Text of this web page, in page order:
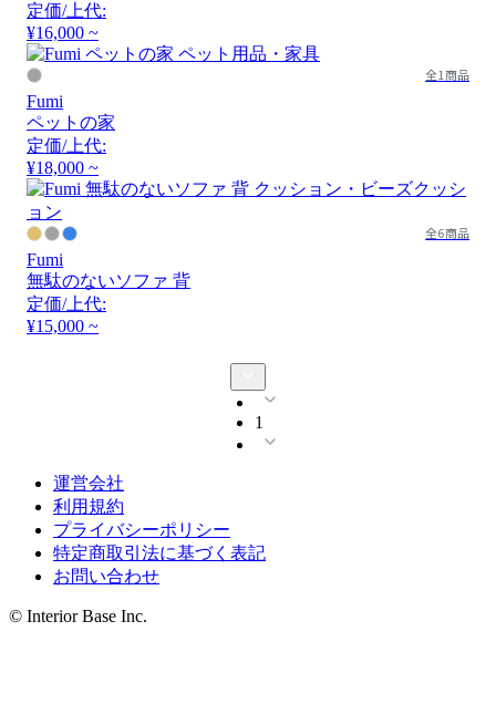
定価/上代:
¥16,000 ~
全1商品
Fumi
ペットの家
定価/上代:
¥18,000 ~
全6商品
Fumi
無駄のないソファ 背
定価/上代:
¥15,000 ~
1
運営会社
利用規約
プライバシーポリシー
特定商取引法に基づく表記
お問い合わせ
© Interior Base Inc.